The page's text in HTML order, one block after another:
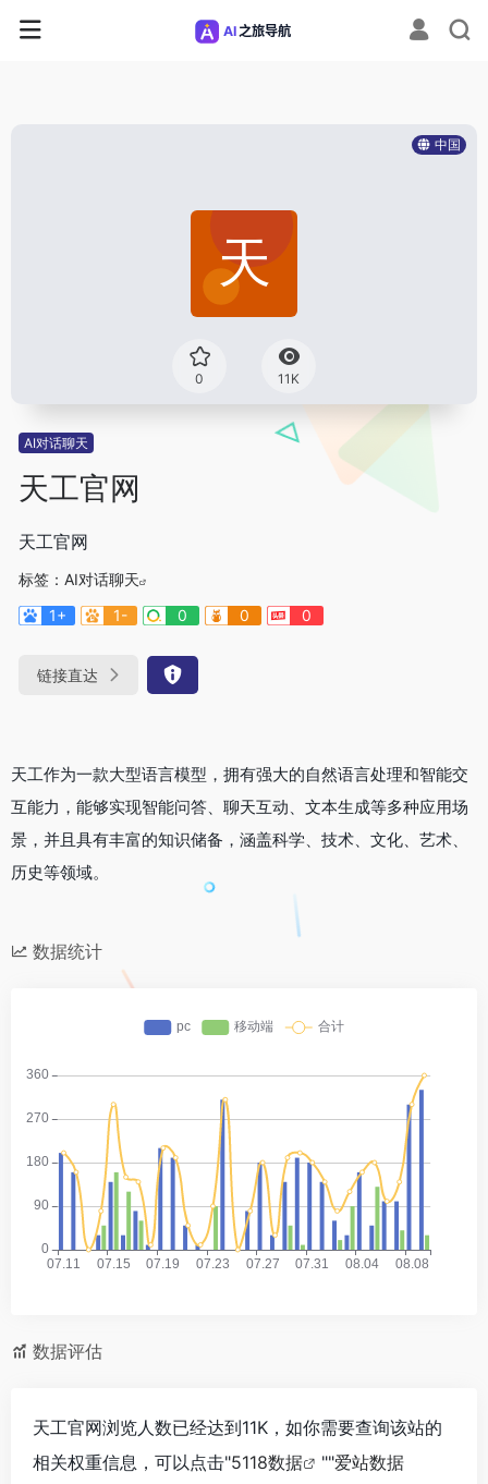
中国
0 11K
AI对话聊天
天工官网
天工官网
标签： AI对话聊天
1+
1- 0 0 0
链接直达
天工作为一款大型语言模型，拥有强大的自然语言处理和智能交
互能力，能够实现智能问答、聊天互动、文本生成等多种应用场
景，并且具有丰富的知识储备，涵盖科学、技术、文化、艺术、
历史等领域。
数据统计
数据评估
天工官网浏览人数已经达到11K，如你需要查询该站的
相关权重信息，可以点击"5118数据 ""爱站数据